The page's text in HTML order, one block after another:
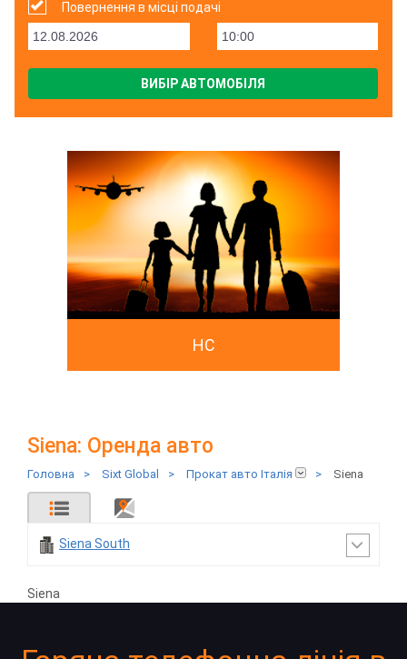
Повернення в місці подачі
ВИБІР АВТОМОБІЛЯ
HC
Siena: Оренда авто
Головна > Sixt Global > Прокат авто Італія > Siena
Siena South
Siena